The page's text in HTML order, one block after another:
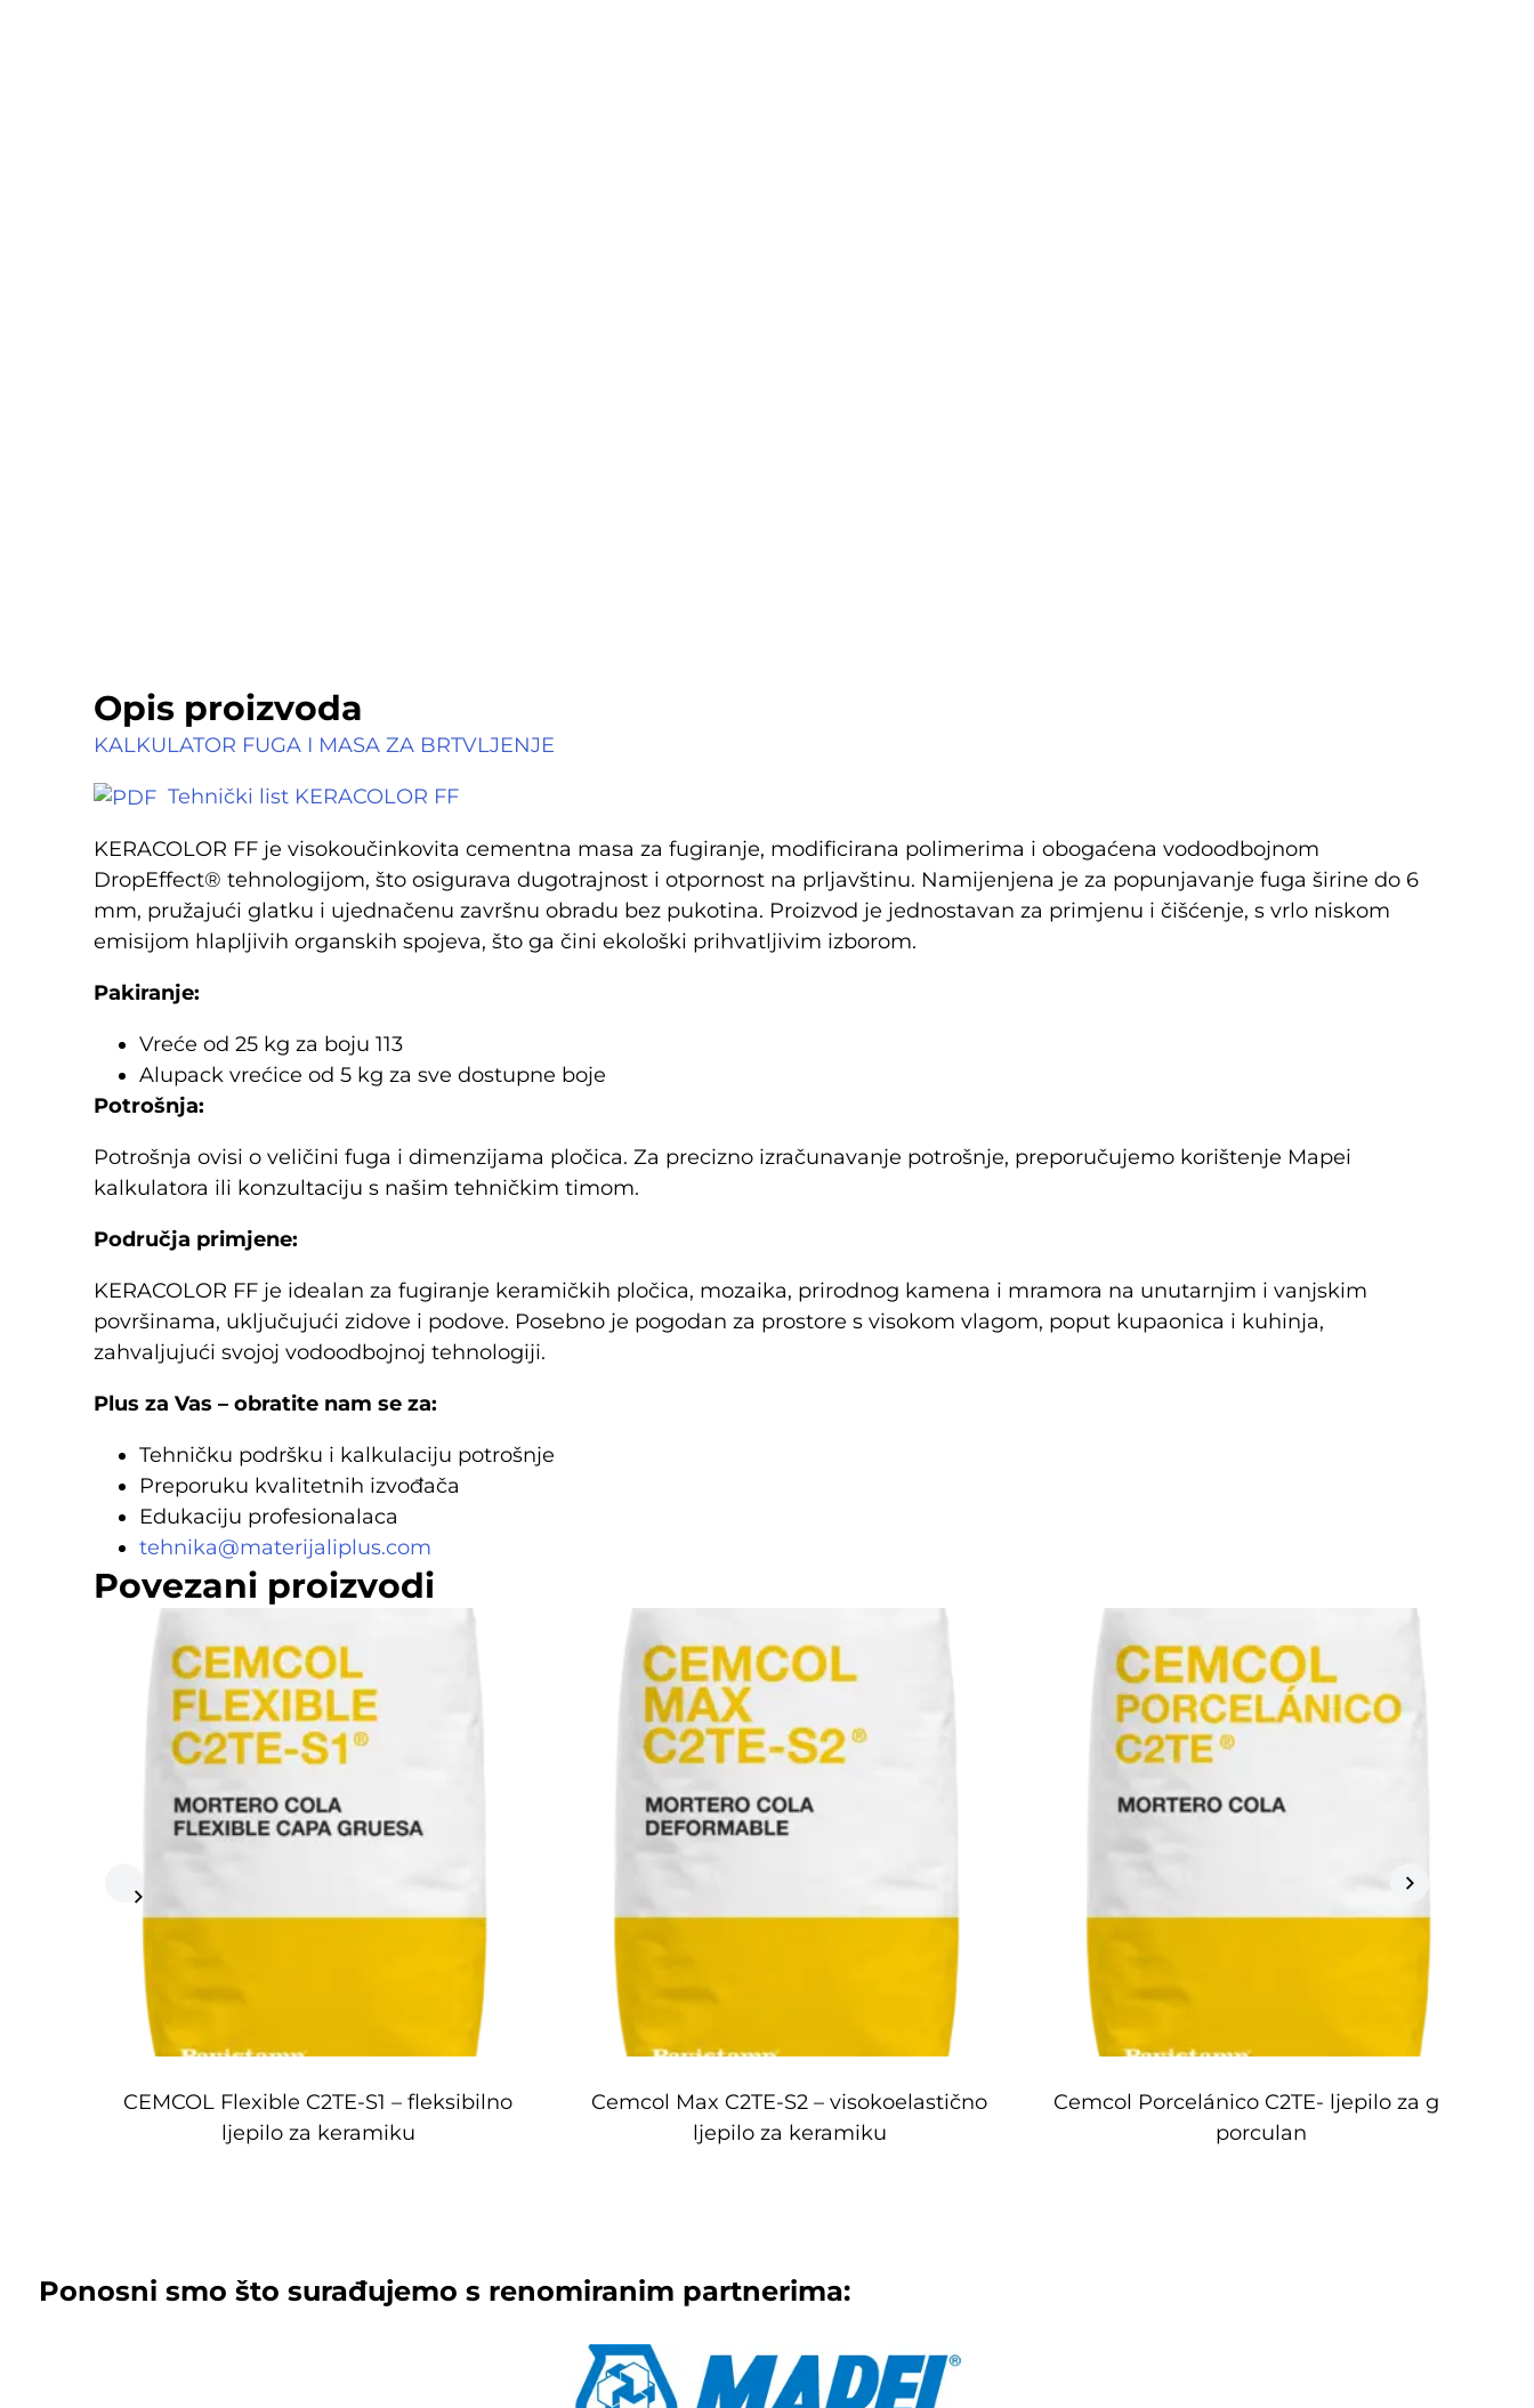
Opis proizvoda
KALKULATOR FUGA I MASA ZA BRTVLJENJE
Tehnički list KERACOLOR FF
KERACOLOR FF je visokoučinkovita cementna masa za fugiranje, modificirana polimerima i obogaćena vodoodbojnom
DropEffect® tehnologijom, što osigurava dugotrajnost i otpornost na prljavštinu. Namijenjena je za popunjavanje fuga širine do 6
mm, pružajući glatku i ujednačenu završnu obradu bez pukotina. Proizvod je jednostavan za primjenu i čišćenje, s vrlo niskom
emisijom hlapljivih organskih spojeva, što ga čini ekološki prihvatljivim izborom.
Pakiranje:
Vreće od 25 kg za boju 113
Alupack vrećice od 5 kg za sve dostupne boje
Potrošnja:
Potrošnja ovisi o veličini fuga i dimenzijama pločica. Za precizno izračunavanje potrošnje, preporučujemo korištenje Mapei
kalkulatora ili konzultaciju s našim tehničkim timom.
Područja primjene:
KERACOLOR FF je idealan za fugiranje keramičkih pločica, mozaika, prirodnog kamena i mramora na unutarnjim i vanjskim
površinama, uključujući zidove i podove. Posebno je pogodan za prostore s visokom vlagom, poput kupaonica i kuhinja,
zahvaljujući svojoj vodoodbojnoj tehnologiji.
Plus za Vas – obratite nam se za:
Tehničku podršku i kalkulaciju potrošnje
Preporuku kvalitetnih izvođača
Edukaciju profesionalaca
tehnika@materijaliplus.com
Povezani proizvodi
CEMCOL Flexible C2TE-S1 – fleksibilno
ljepilo za keramiku
Cemcol Max C2TE-S2 – visokoelastično
ljepilo za keramiku
Cemcol Porcelánico C2TE- ljepilo za gres
porculan
Ponosni smo što surađujemo s renomiranim partnerima: